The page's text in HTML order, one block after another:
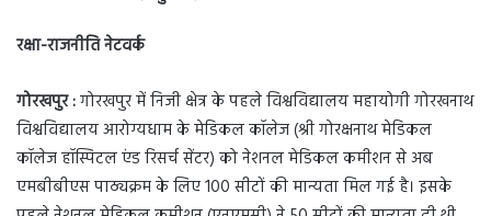
रक्षा-राजनीति नेटवर्क
गोरखपुर :गोरखपुर में निजी क्षेत्र के पहले विश्वविद्यालय महायोगी गोरखनाथ
विश्वविद्यालय आरोग्यधाम के मेडिकल कॉलेज (श्री गोरक्षनाथ मेडिकल
कॉलेज हॉस्पिटल एंड रिसर्च सेंटर) को नेशनल मेडिकल कमीशन से अब
एमबीबीएस पाठ्यक्रम के लिए 100 सीटों की मान्यता मिल गई है। इसके